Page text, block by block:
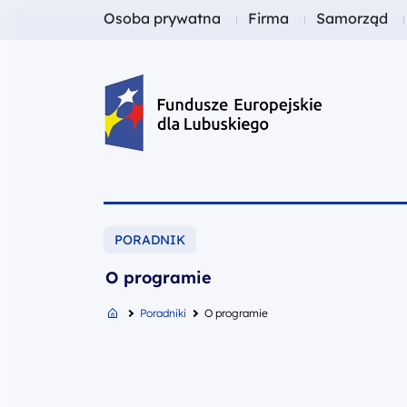
Fundusze dla
Osoba prywatna Fundusze dla
Firma Fundusze dla
Samorząd
Fundusze Europejskie dla
PORADNIK
O programie
Poradniki O programie